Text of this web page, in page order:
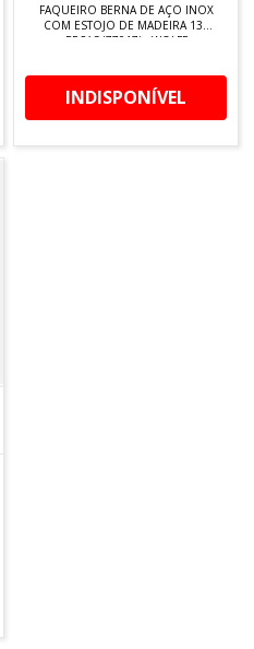
FAQUEIRO BERNA DE AÇO INOX
COM ESTOJO DE MADEIRA 130
PEÇAS (77017) - WOLFF
INDISPONÍVEL